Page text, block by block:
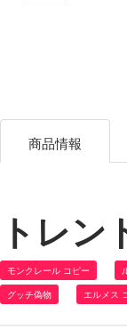
商品情報
トレン
モンクレール コピー
グッチ偽物 エルメス